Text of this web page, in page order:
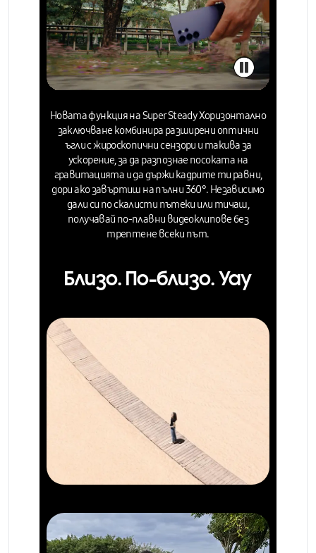
Новата функция на Super SteadyХоризонтално
заключванекомбинира разширени оптични
ъгли с жироскопични сензори и такива за
ускорение, за да разпознае посоката на
гравитацията ида държи кадрите ти равни,
дори ако завъртиш на пълни 360°. Независимо
дали си по скалисти пътеки или тичаш,
получавай по-плавни видеоклипове без
трептене всеки път.
Близо. По-близо. Уау